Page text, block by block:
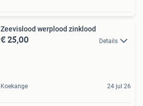
Zeevislood werplood zinklood
€ 25,00 Details
Koekange 24 jul 26